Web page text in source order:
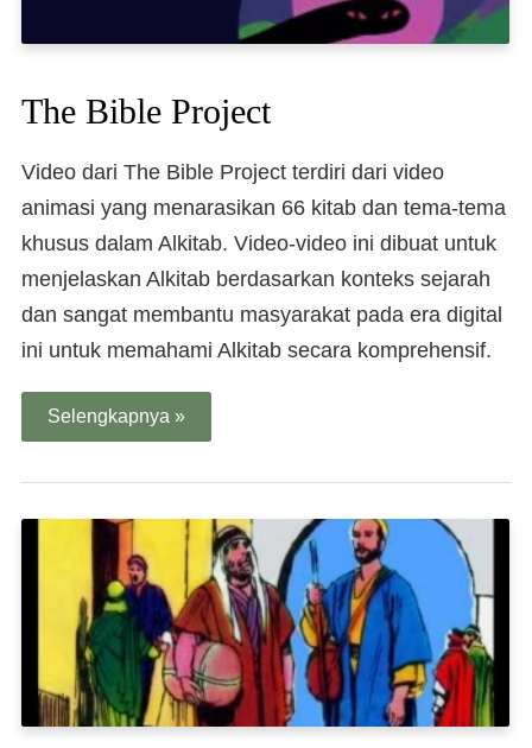
The Bible Project
Video dari The Bible Project terdiri dari video
animasi yang menarasikan 66 kitab dan tema-tema
khusus dalam Alkitab. Video-video ini dibuat untuk
menjelaskan Alkitab berdasarkan konteks sejarah
dan sangat membantu masyarakat pada era digital
ini untuk memahami Alkitab secara komprehensif.
Selengkapnya »